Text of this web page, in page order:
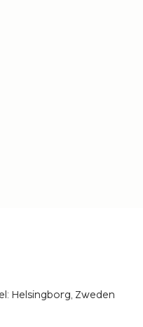
Helsingborg, Zweden